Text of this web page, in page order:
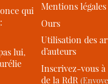
qui
lui,
Mentions légales
Ours
Utilisation des
d’auteurs
Inscrivez-vous
de la RdR